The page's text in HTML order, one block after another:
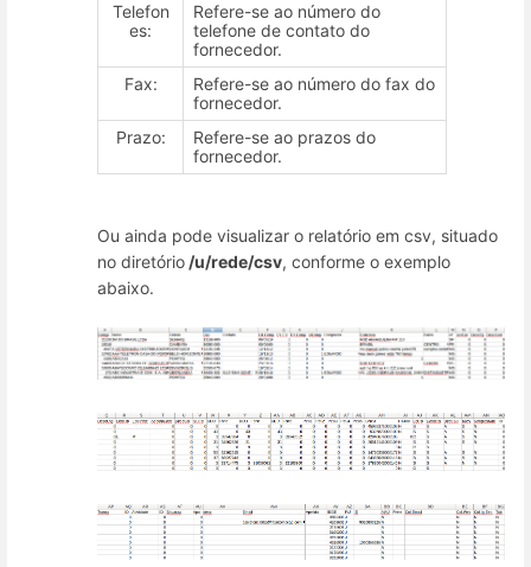
Telefon
es:
Refere-se ao número do
telefone de contato do
fornecedor.
Fax:
Refere-se ao número do fax do
fornecedor.
Prazo:
Refere-se ao prazos do
fornecedor.
Ou ainda pode visualizar o relatório em csv, situado
no diretório/u/rede/csv, conforme o exemplo
abaixo.